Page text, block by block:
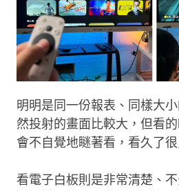
明明是同一份報表、同樣大
然投射的畫面比較大，但看
會不自覺地瞇著看，看久了很
看電子白板則是非常清楚、